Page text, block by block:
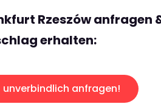
Rzeszów anfragen
erhalten:
unverbindlich anfragen!